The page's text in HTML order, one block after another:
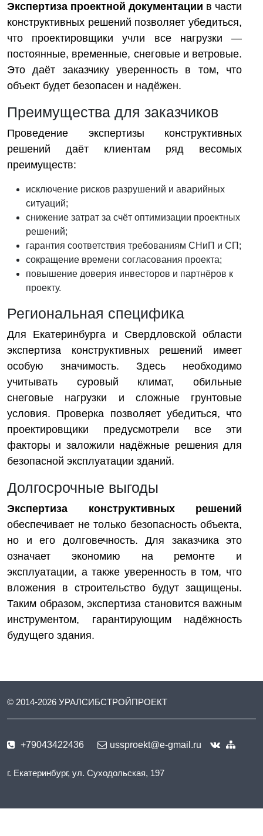
Экспертиза проектной документации в части
конструктивных решений позволяет убедиться,
что проектировщики учли все нагрузки —
постоянные, временные, снеговые и ветровые.
Это даёт заказчику уверенность в том, что
объект будет безопасен и надёжен.
Преимущества для заказчиков
Проведение экспертизы конструктивных
решений даёт клиентам ряд весомых
преимуществ:
исключение рисков разрушений и аварийных
ситуаций;
снижение затрат за счёт оптимизации проектных
решений;
гарантия соответствия требованиям СНиП и СП;
сокращение времени согласования проекта;
повышение доверия инвесторов и партнёров к
проекту.
Региональная специфика
Для Екатеринбурга и Свердловской области
экспертиза конструктивных решений имеет
особую значимость. Здесь необходимо
учитывать суровый климат, обильные
снеговые нагрузки и сложные грунтовые
условия. Проверка позволяет убедиться, что
проектировщики предусмотрели все эти
факторы и заложили надёжные решения для
безопасной эксплуатации зданий.
Долгосрочные выгоды
Экспертиза конструктивных решений
обеспечивает не только безопасность объекта,
но и его долговечность. Для заказчика это
означает экономию на ремонте и
эксплуатации, а также уверенность в том, что
вложения в строительство будут защищены.
Таким образом, экспертиза становится важным
инструментом, гарантирующим надёжность
будущего здания.
© 2014-2026 УРАЛСИБСТРОЙПРОЕКТ
+79043422436 ussproekt@e-gmail.ru
г. Екатеринбург, ул. Суходольская, 197